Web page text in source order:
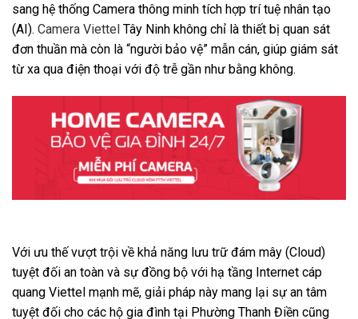
sang hệ thống Camera thông minh tích hợp trí tuệ nhân tạo
(AI). Camera Viettel Tây Ninh không chỉ là thiết bị quan sát
đơn thuần mà còn là “người bảo vệ” mẫn cán, giúp giám sát
từ xa qua điện thoại với độ trễ gần như bằng không.
Với ưu thế vượt trội về khả năng lưu trữ đám mây (Cloud)
tuyệt đối an toàn và sự đồng bộ với hạ tầng Internet cáp
quang Viettel mạnh mẽ, giải pháp này mang lại sự an tâm
tuyệt đối cho các hộ gia đình tại Phường Thanh Điền cũng